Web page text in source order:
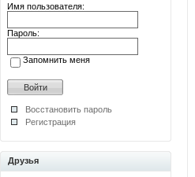
Имя пользователя:
Пароль:
Запомнить меня
Восстановить пароль
Регистрация
Друзья